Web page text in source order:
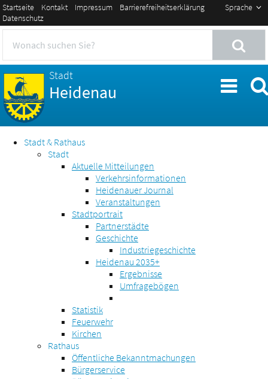
Sprache
Startseite Kontakt Impressum
Barrierefreiheitserklärung
Datenschutz
Stadt
Heidenau
Stadt & Rathaus
Stadt
Aktuelle Mitteilungen
Verkehrsinformationen
Heidenauer Journal
Veranstaltungen
Stadtportrait
Partnerstädte
Geschichte
Industriegeschichte
Heidenau 2035+
Ergebnisse
Umfragebögen
Statistik
Feuerwehr
Kirchen
Rathaus
Öffentliche Bekanntmachungen
Bürgerservice